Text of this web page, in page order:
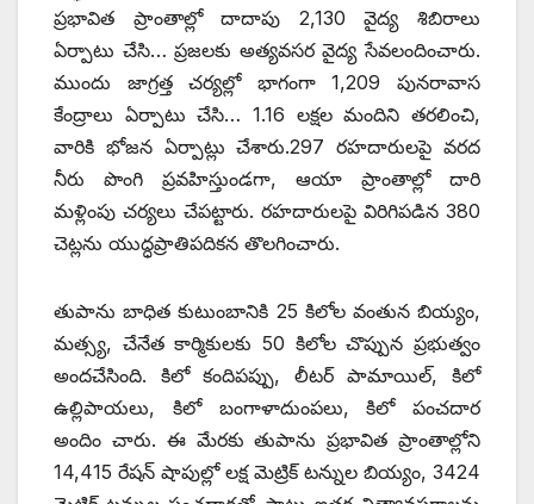
ప్రభావిత ప్రాంతాల్లో దాదాపు 2,130 వైద్య శిబిరాలు
ఏర్పాటు చేసి… ప్రజలకు అత్యవసర వైద్య సేవలందించారు.
ముందు జాగ్రత్త చర్యల్లో భాగంగా 1,209 పునరావాస
కేంద్రాలు ఏర్పాటు చేసి… 1.16 లక్షల మందిని తరలించి,
వారికి భోజన ఏర్పాట్లు చేశారు.297 రహదారులపై వరద
నీరు పొంగి ప్రవహిస్తుండగా, ఆయా ప్రాంతాల్లో దారి
మళ్లింపు చర్యలు చేపట్టారు. రహదారులపై విరిగిపడిన 380
చెట్లను యుద్ధప్రాతిపదికన తొలగించారు.
తుపాను బాధిత కుటుంబానికి 25 కిలోల వంతున బియ్యం,
మత్స్య, చేనేత కార్మికులకు 50 కిలోల చొప్పున ప్రభుత్వం
అందచేసింది. కిలో కందిపప్పు, లీటర్‌ పామాయిల్‌, కిలో
ఉల్లిపాయలు, కిలో బంగాళాదుంపలు, కిలో పంచదార
అందిం చారు. ఈ మేరకు తుపాను ప్రభావిత ప్రాంతాల్లోని
14,415 రేషన్‌ షాపుల్లో లక్ష మెట్రిక్‌ టన్నుల బియ్యం, 3424